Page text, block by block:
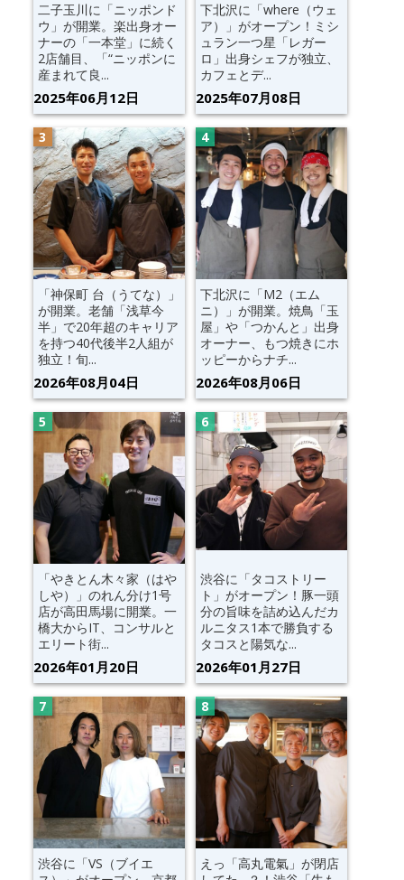
二子玉川に「ニッポンド
ウ」が開業。楽出身オー
ナーの「一本堂」に続く
2店舗目、「“ニッポンに
産まれて良...
2025年06月12日
下北沢に「where（ウェ
ア）」がオープン！ミシ
ュラン一つ星「レガー
ロ」出身シェフが独立、
カフェとデ...
2025年07月08日
「神保町 台（うてな）」
が開業。老舗「浅草今
半」で20年超のキャリア
を持つ40代後半2人組が
独立！旬...
2026年08月04日
下北沢に「M2（エム
ニ）」が開業。焼鳥「玉
屋」や「つかんと」出身
オーナー、もつ焼きにホ
ッピーからナチ...
2026年08月06日
「やきとん木々家（はや
しや）」のれん分け1号
店が高田馬場に開業。一
橋大からIT、コンサルと
エリート街...
2026年01月20日
渋谷に「タコストリー
ト」がオープン！豚一頭
分の旨味を詰め込んだカ
ルニタス1本で勝負する
タコスと陽気な...
2026年01月27日
渋谷に「VS（ブイエ
えっ「高丸電氣」が閉店